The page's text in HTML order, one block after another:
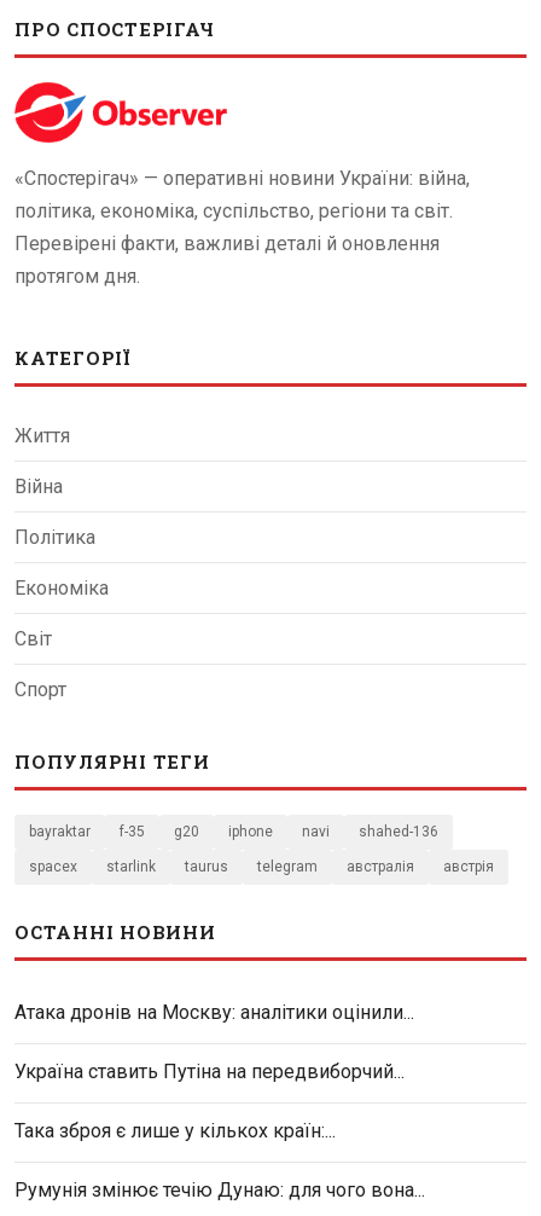
ПРО СПОСТЕРІГАЧ
«Спостерігач» — оперативні новини України: війна,
політика, економіка, суспільство, регіони та світ.
Перевірені факти, важливі деталі й оновлення
протягом дня.
КАТЕГОРІЇ
Життя
Війна
Політика
Економіка
Світ
Спорт
ПОПУЛЯРНІ ТЕГИ
bayraktar f-35 g20 iphone navi shahed-136
spacex starlink taurus telegram австралія австрія
ОСТАННІ НОВИНИ
Атака дронів на Москву: аналітики оцінили...
Україна ставить Путіна на передвиборчий...
Така зброя є лише у кількох країн:...
Румунія змінює течію Дунаю: для чого вона...